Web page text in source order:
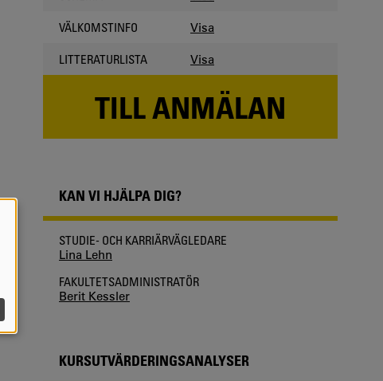
VÄLKOMSTINFO Visa
LITTERATURLISTA Visa
TILL ANMÄLAN
KAN VI HJÄLPA DIG?
STUDIE- OCH KARRIÄRVÄGLEDARE
Lina Lehn
FAKULTETSADMINISTRATÖR
Berit Kessler
KURSUTVÄRDERINGSANALYSER